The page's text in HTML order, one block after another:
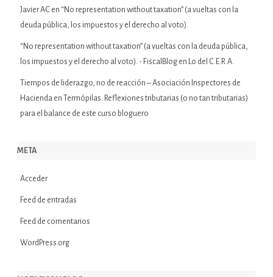
Javier AC en “No representation without taxation” (a vueltas con la
deuda pública, los impuestos y el derecho al voto).
“No representation without taxation” (a vueltas con la deuda pública,
los impuestos y el derecho al voto). - FiscalBlog en Lo del C.E.R.A.
Tiempos de liderazgo, no de reacción – Asociación Inspectores de
Hacienda en Termópilas. Reflexiones tributarias (o no tan tributarias)
para el balance de este curso bloguero
META
Acceder
Feed de entradas
Feed de comentarios
WordPress.org